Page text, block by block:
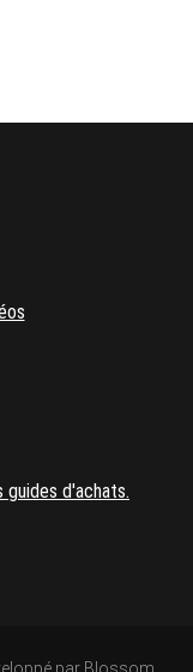
guides d'achats.